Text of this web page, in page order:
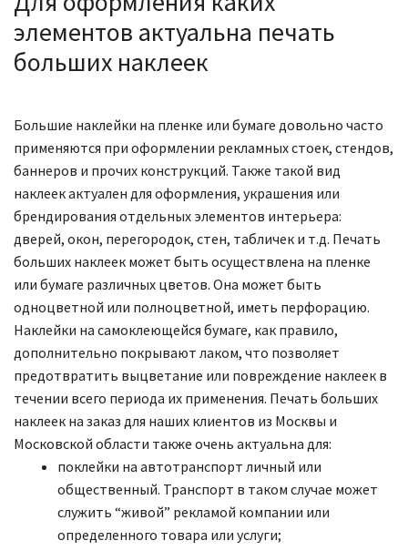
элементов актуальна печать
больших наклеек
Большие наклейки на пленке или бумаге довольно часто
применяются при оформлении рекламных стоек, стендов,
баннеров и прочих конструкций. Также такой вид
наклеек актуален для оформления, украшения или
брендирования отдельных элементов интерьера:
дверей, окон, перегородок, стен, табличек и т.д. Печать
больших наклеек может быть осуществлена на пленке
или бумаге различных цветов. Она может быть
одноцветной или полноцветной, иметь перфорацию.
Наклейки на самоклеющейся бумаге, как правило,
дополнительно покрывают лаком, что позволяет
предотвратить выцветание или повреждение наклеек в
течении всего периода их применения. Печать больших
наклеек на заказ для наших клиентов из Москвы и
Московской области также очень актуальна для:
поклейки на автотранспорт личный или
общественный. Транспорт в таком случае может
служить “живой” рекламой компании или
определенного товара или услуги;